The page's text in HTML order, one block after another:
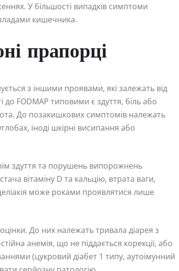
У більшості випадків симптоми
кишечника.
прапорці
з іншими проявами, які залежать від
до FODMAP типовими є здуття, біль або
До позакишкових симптомів належать
іноді шкірні висипання або
здуття та порушень випорожнень
вітаміну D та кальцію, втрата ваги,
може роками проявлятися лише
До них належать тривала діарея з
анемія, що не піддається корекції, або
(цукровий діабет 1 типу, аутоімунний